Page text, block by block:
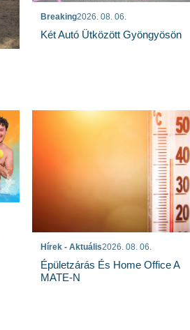
Breaking2026. 08. 06.
Két Autó Ütközött Gyöngyösön
Hírek - Aktuális2026. 08. 06.
Épületzárás És Home Office A
MATE-N